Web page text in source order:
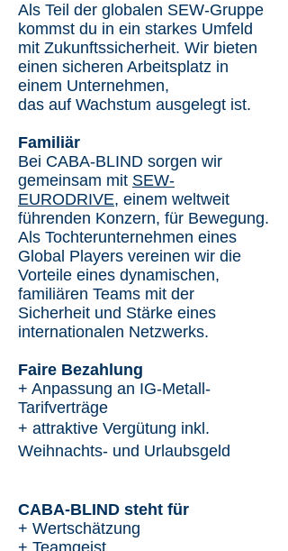
Als Teil der globalen SEW-Gruppe
kommst du in ein starkes Umfeld
mit Zukunftssicherheit. Wir bieten
einen sicheren Arbeitsplatz in
einem Unternehmen,
das auf Wachstum ausgelegt ist.
Familiär
Bei CABA-BLIND sorgen wir
gemeinsam mit SEW-
EURODRIVE, einem weltweit
führenden Konzern, für Bewegung.
Als Tochterunternehmen eines
Global Players vereinen wir die
Vorteile eines dynamischen,
familiären Teams mit der
Sicherheit und Stärke eines
internationalen Netzwerks.
Faire Bezahlung
+ Anpassung an IG-Metall-
Tarifverträge
+ attraktive Vergütung inkl.
Weihnachts- und Urlaubsgeld
CABA-BLIND steht für
+ Wertschätzung
+ Teamgeist